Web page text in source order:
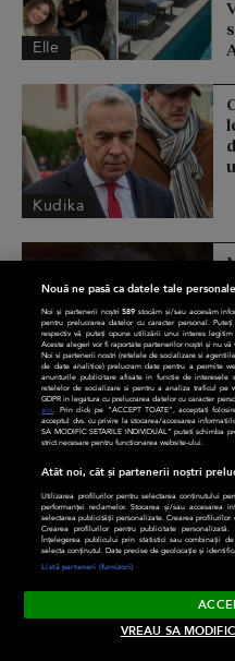
Elle
Kudika
DivaHair
Nouă ne pasă ca datele tale
Noi și partenerii noștri589 stocăm și/sau accesăm
pentru prelucrarea datelor cu caracter personal.
respectiv vă puteți opune utilizării unui interes
Aceste alegeri vor fi raportate partenerilor noștri și nu vă
Noi si partenerii nostri (retelele de socializare si
de date analitice) prelucram date pentru a permite
anunturile publicitare afisate in functie de
retelelor de socializare si pentru a analiza traficul pe
GDPR in legatura cu prelucrarea datelor cu caracter
aici. Prin click pe “ACCEPT TOATE”, acceptati
acceptul dvs. cu privire la stocarea/accesarea
SA MODIFIC SETARILE INDIVIDUAL” puteti
strict necesare pentru functionarea website-ului.
Atât noi, cât și partenerii noștri
Utilizarea profilurilor pentru selectarea conținutului
performanței reclamelor. Stocarea și/sau accesarea
selectarea publicității personalizate. Crearea
Crearea profilurilor pentru publicitate
Înțelegerea publicului prin statistici sau combinații
selecta conținutul. Date precise de geolocație și
Listă parteneri (furnizori)
VREAU SA